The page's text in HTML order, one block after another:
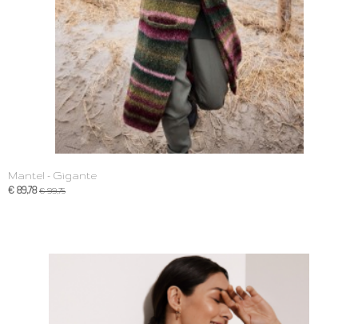
Mantel - Gigante
€ 89,78 € 99,75